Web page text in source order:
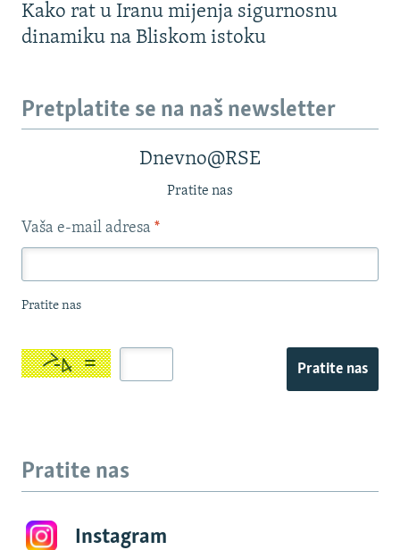
Kako rat u Iranu mijenja sigurnosnu
dinamiku na Bliskom istoku
Pretplatite se na naš newsletter
Dnevno@RSE
Pratite nas
Vaša e-mail adresa *
Pratite nas
Pratite nas
Pratite nas
Instagram